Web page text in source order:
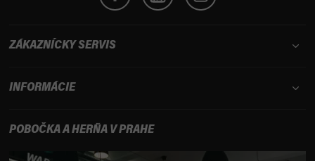
ZÁKAZNÍCKY SERVIS
INFORMÁCIE
POBOČKA A HERŇA V PRAHE